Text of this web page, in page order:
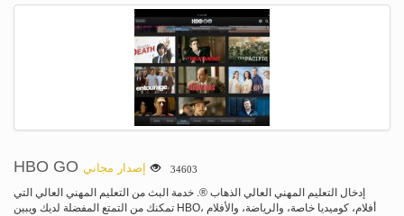
خلفية "البحث الفئة"-تشغيل قائمة التشغيل--تشغيل--كرر قراءة--تبديل تشغيل--القائمة
الخاصة بي (يصل إلى 100)-خلفية في القائمة الخاصة بي--"النسخ الاحتياطي القائمة
الخاصة بي"--تحرير الفيديو العنوان وملخص-الموسيقى "جهاز ضبط وقت النوم"-ترتيب
التغريد--سقسقة الفيديو-الفيديو-جودة منخفضة وضع (للشبكات البطيئة)--إيقاف تلقائياً
عند قطع اتصال سماعة. --فتح في بفستار عند فتح عنوان URL في التطبيق الأخرى-
استيراد قوائم التشغيل من يوتيوب أو NicoVideo. -عرض أشرطة الفيديو ذات الصلة-
القطعة-سهولة التشغيل-نظام أيضا يدعم الروبوت 4/3
HBO GO إصدار مجاني 34603
إدخال التعليم المهني العالي الذهاب ®. خدمة البث من التعليم المهني العالي التي
تمكنك من التمتع المفضلة لديك ويبين HBO، أفلام، كوميديا خاصة، والرياضة، والأفلام